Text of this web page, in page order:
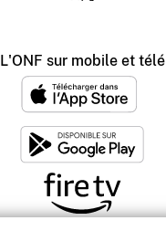
L'ONF sur mobile et télé